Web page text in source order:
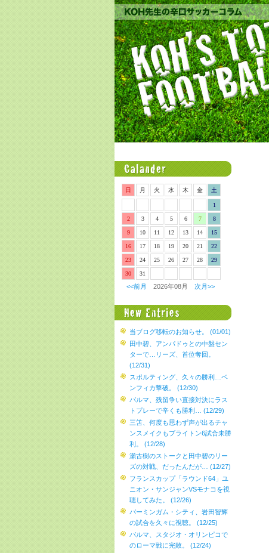
日 月 火 水 木 金 土
1
2 3 4 5 6 7 8
9 10 11 12 13 14 15
16 17 18 19 20 21 22
23 24 25 26 27 28 29
30 31
<<前月 2026年08月 次月>>
当ブログ移転のお知らせ。 (01/01)
田中碧、アンパドゥとの中盤セン
ターで…リーズ、首位奪回。
(12/31)
スポルティング、久々の勝利…ベ
ンフィカ撃破。 (12/30)
パルマ、残留争い直接対決にラス
トプレーで辛くも勝利… (12/29)
三笘、何度も思わず声が出るチャ
ンスメイクもブライトン6試合未勝
利。 (12/28)
瀬古樹のストークと田中碧のリー
ズの対戦、だったんだが… (12/27)
フランスカップ「ラウンド64」ユ
ニオン・サンジャンVSモナコを視
聴してみた。 (12/26)
バーミンガム・シティ、岩田智輝
の試合を久々に視聴。 (12/25)
パルマ、スタジオ・オリンピコで
のローマ戦に完敗。 (12/24)